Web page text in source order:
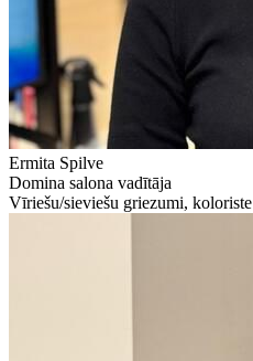
Ermita Spilve
Domina salona vadītāja
Vīriešu/sieviešu griezumi, koloriste